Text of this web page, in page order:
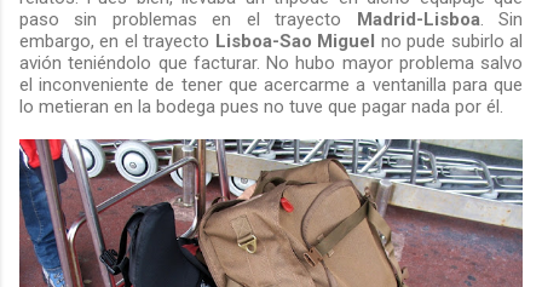
paso sin problemas en el trayecto Madrid-Lisboa. Sin
embargo, en el trayecto Lisboa-Sao Miguel no pude subirlo al
avión teniéndolo que facturar. No hubo mayor problema salvo
el inconveniente de tener que acercarme a ventanilla para que
lo metieran en la bodega pues no tuve que pagar nada por él.